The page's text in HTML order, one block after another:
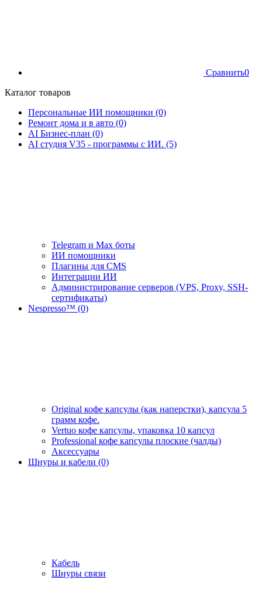
Сравнить0
Каталог товаров
Персональные ИИ помощники (0)
Ремонт дома и в авто (0)
AI Бизнес-план (0)
AI студия V35 - программы с ИИ. (5)
Telegram и Max боты
ИИ помощники
Плагины для CMS
Интеграции ИИ
Администрирование серверов (VPS, Proxy, SSH-
сертификаты)
Nespresso™ (0)
Original кофе капсулы (как наперстки), капсула 5
грамм кофе.
Vertuo кофе капсулы, упаковка 10 капсул
Professional кофе капсулы плоские (чалды)
Аксессуары
Шнуры и кабели (0)
Кабель
Шнуры связи